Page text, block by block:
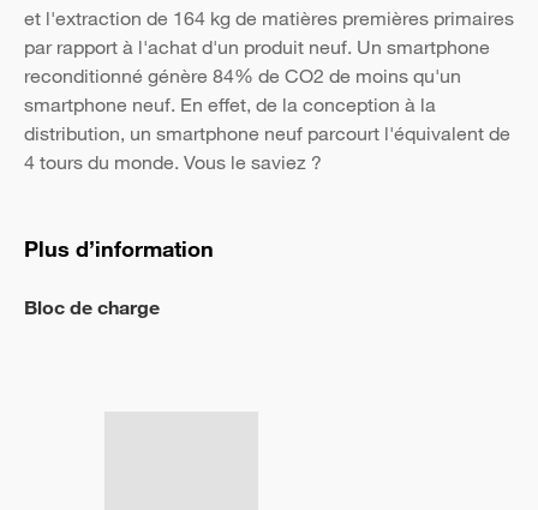
et l'extraction de 164 kg de matières premières primaires
par rapport à l'achat d'un produit neuf. Un smartphone
reconditionné génère 84% de CO2 de moins qu'un
smartphone neuf. En effet, de la conception à la
distribution, un smartphone neuf parcourt l'équivalent de
4 tours du monde. Vous le saviez ?
Plus d’information
Bloc de charge